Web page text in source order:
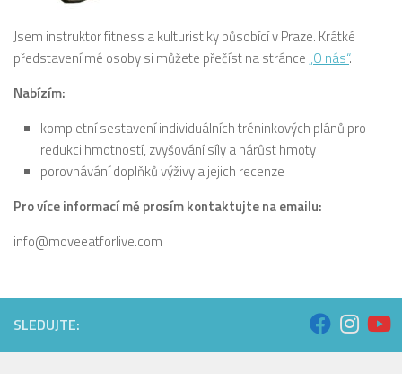
Jsem instruktor fitness a kulturistiky působící v Praze. Krátké
představení mé osoby si můžete přečíst na stránce „O nás“.
Nabízím:
kompletní sestavení individuálních tréninkových plánů pro
redukci hmotností, zvyšování síly a nárůst hmoty
porovnávání doplňků výživy a jejich recenze
Pro více informací mě prosím kontaktujte na emailu:
info@moveeatforlive.com
SLEDUJTE: